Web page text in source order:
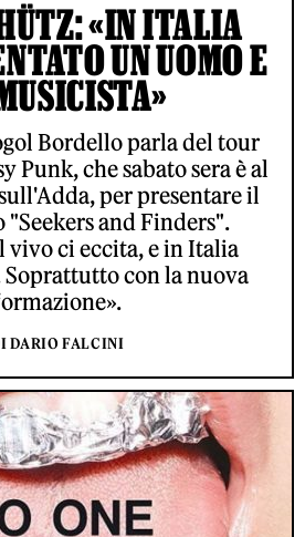
«IN ITALIA
UN UOMO E
Bordello parla del tour
Punk, che sabato sera è al
per presentare il
"Seekers and Finders".
vivo ci eccita, e in Italia
con la nuova
DARIO FALCINI